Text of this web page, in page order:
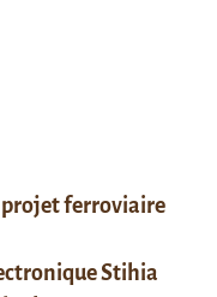
projet ferroviaire
Stihia